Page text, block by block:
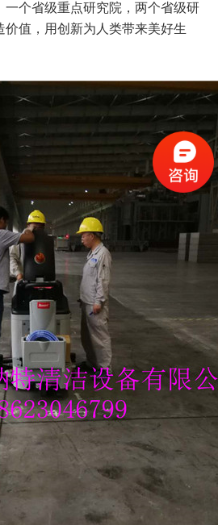
一个省级重点研究院，两个省级研
价值，用创新为人类带来美好生